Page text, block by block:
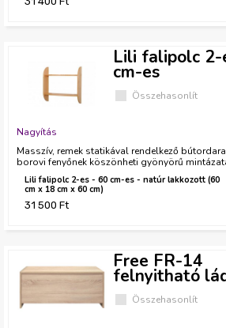
Nagyítás
Lili falipolc 2-
cm-es
Összehasonlít
Masszív, remek statikával rendelkező
borovi fenyőnek köszönheti gyönyörű
Lili falipolc 2-es - 60 cm-es - natúr lakkozott (60
cm x 18 cm x 60 cm)
31 500 Ft
Free FR-14
felnyitható
Összehasonlít